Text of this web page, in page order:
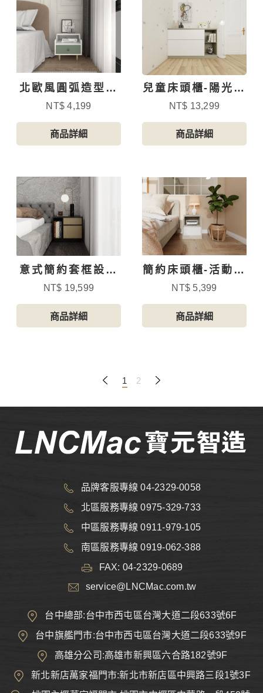
北歐風圓弧造型床
頭櫃
NT$ 4,199
商品詳細
兒童床頭櫃-陽光跳
色風-2
NT$ 13,299
商品詳細
意式簡約套框設計
床頭櫃
NT$ 19,599
商品詳細
簡約床頭櫃-活動一
抽
NT$ 5,399
商品詳細
1 2
品牌客服專線 04-2329-0058
北區服務專線 0975-329-733
中區服務專線 0911-979-105
南區服務專線 0919-062-388
FAX: 04-2329-0689
service@LNCMac.com.tw
台中總部:台中市西屯區台灣大道二段633號6F
台中旗艦門市:台中市西屯區台灣大道二段633號9F
高雄分公司:高雄市新興區六合路182號9F
新北新店萬家福門市:新北市新店區中興路三段1號3F